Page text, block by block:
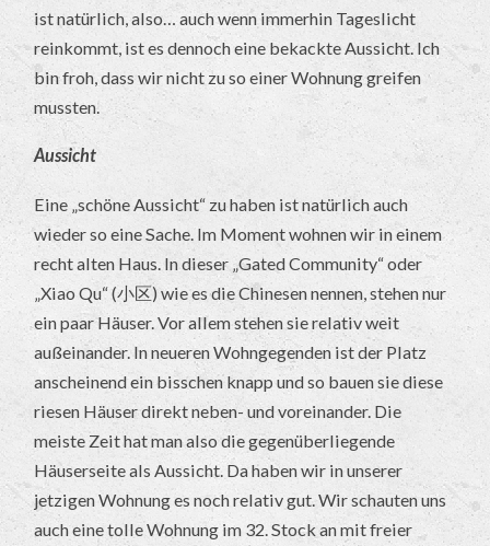
ist natürlich, also… auch wenn immerhin Tageslicht
reinkommt, ist es dennoch eine bekackte Aussicht. Ich
bin froh, dass wir nicht zu so einer Wohnung greifen
mussten.
Aussicht
Eine „schöne Aussicht“ zu haben ist natürlich auch
wieder so eine Sache. Im Moment wohnen wir in einem
recht alten Haus. In dieser „Gated Community“ oder
„Xiao Qu“ (小区) wie es die Chinesen nennen, stehen nur
ein paar Häuser. Vor allem stehen sie relativ weit
außeinander. In neueren Wohngegenden ist der Platz
anscheinend ein bisschen knapp und so bauen sie diese
riesen Häuser direkt neben- und voreinander. Die
meiste Zeit hat man also die gegenüberliegende
Häuserseite als Aussicht. Da haben wir in unserer
jetzigen Wohnung es noch relativ gut. Wir schauten uns
auch eine tolle Wohnung im 32. Stock an mit freier